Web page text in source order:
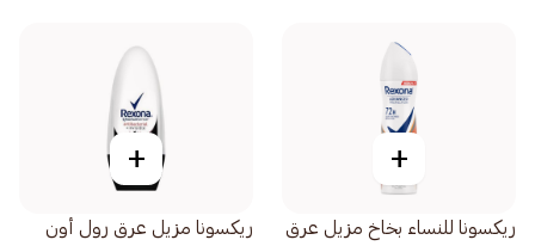
+
ريكسونا للنساء بخاخ مزيل عرق
+
ريكسونا مزيل عرق رول أون